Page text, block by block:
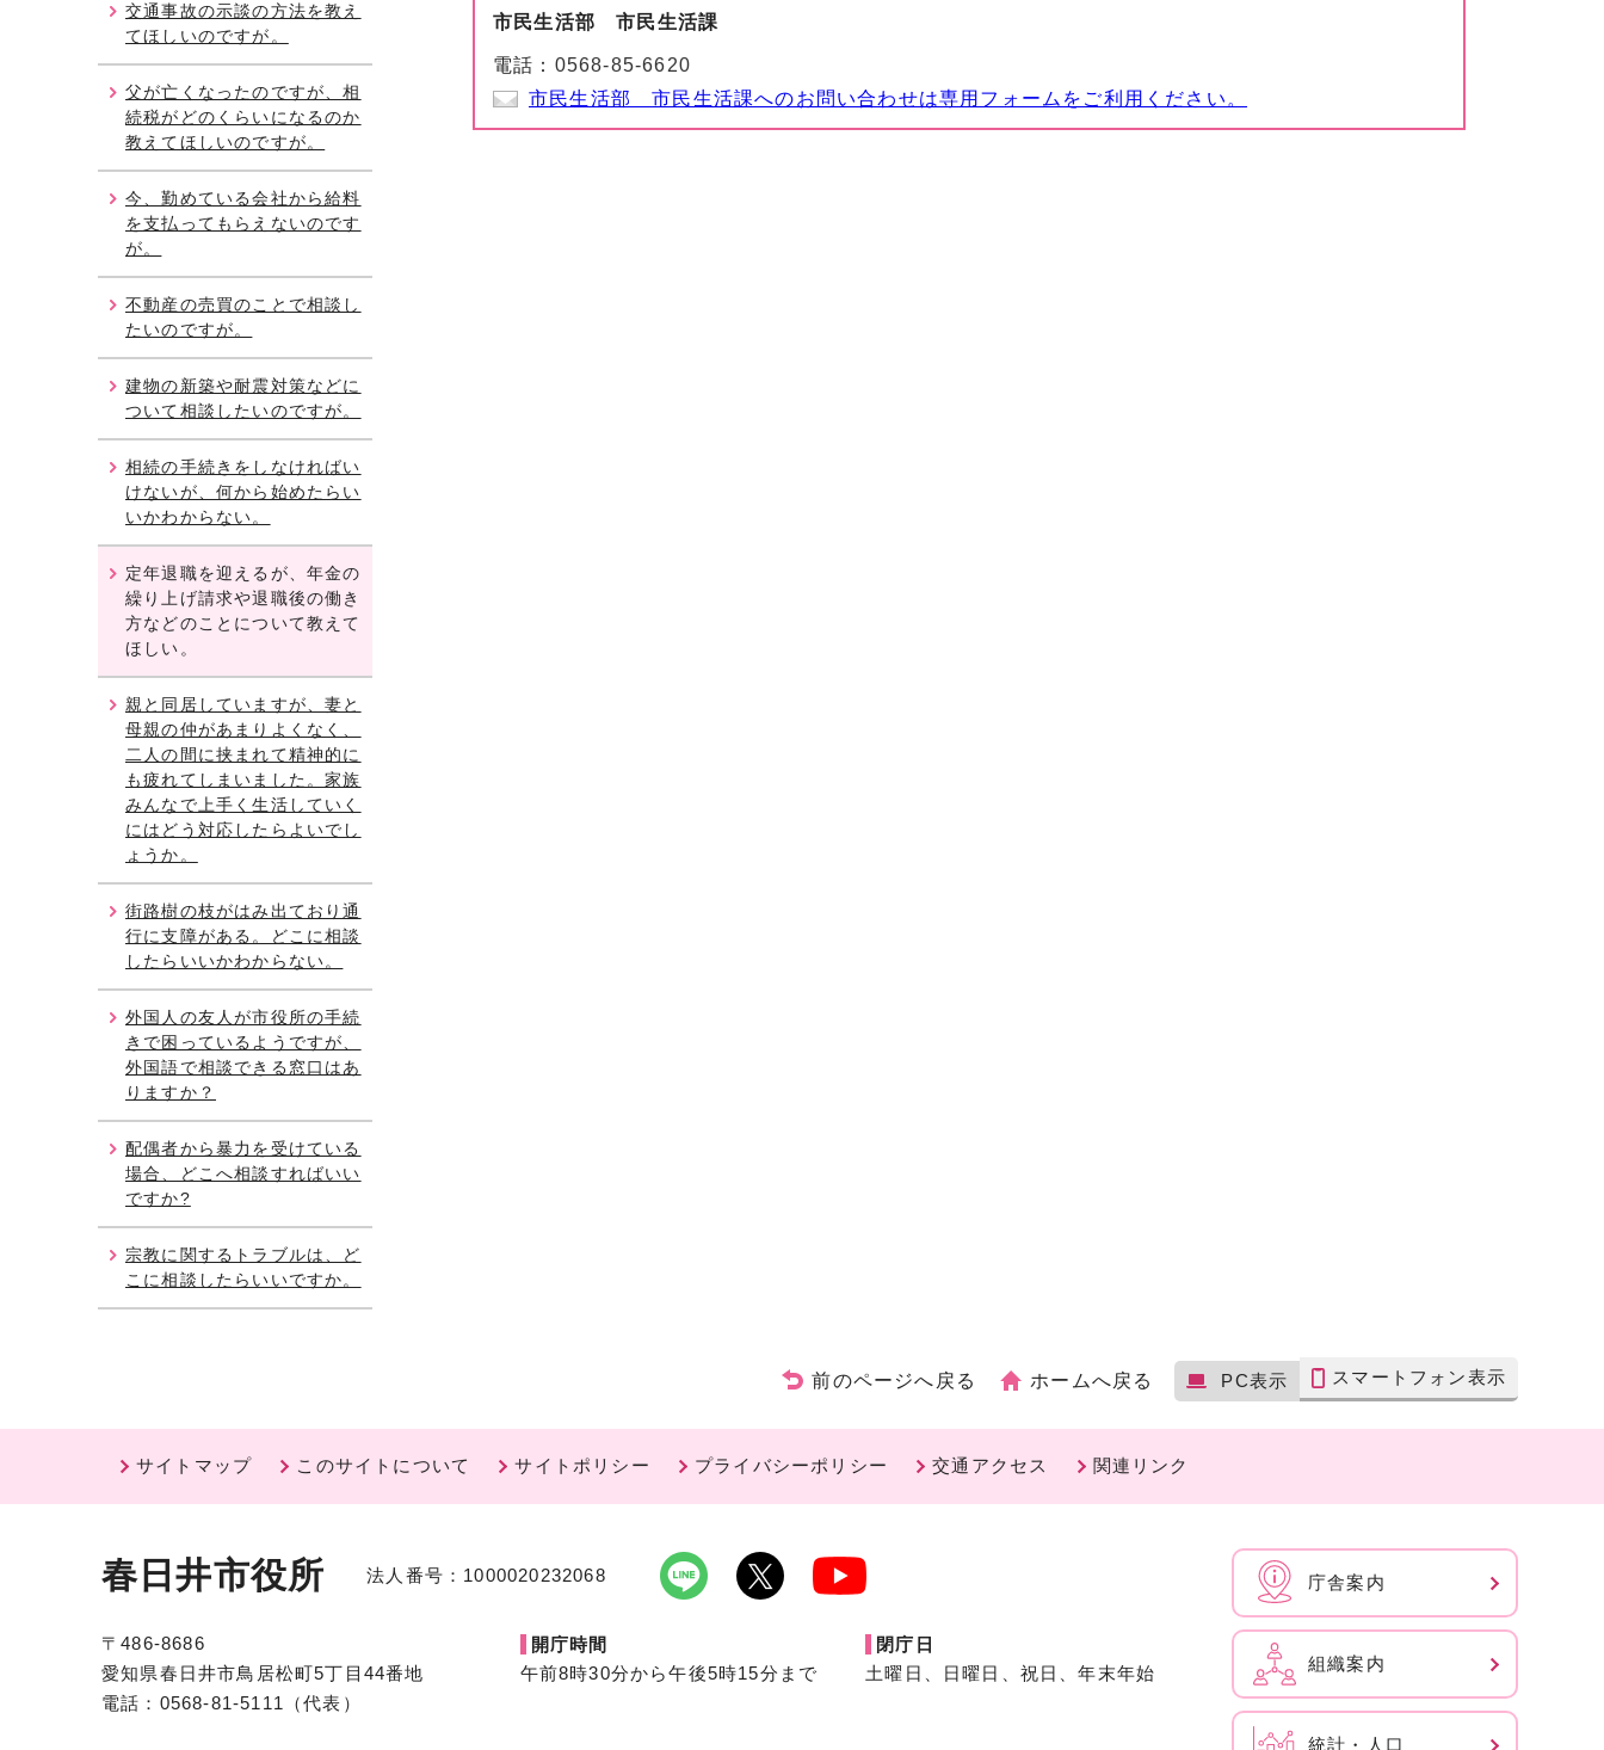
市民生活部 市民生活課
電話： 0568-85-6620
市民生活部 市民生活課へのお問い合わせは専用フォームをご利用ください。
交通事故の示談の方法を教え
てほしいのですが。
父が亡くなったのですが、相
続税がどのくらいになるのか
教えてほしいのですが。
今、勤めている会社から給料
を支払ってもらえないのです
が。
不動産の売買のことで相談し
たいのですが。
建物の新築や耐震対策などに
ついて相談したいのですが。
相続の手続きをしなければい
けないが、何から始めたらい
いかわからない。
定年退職を迎えるが、年金の
繰り上げ請求や退職後の働き
方などのことについて教えて
ほしい。
親と同居していますが、妻と
母親の仲があまりよくなく、
二人の間に挟まれて精神的に
も疲れてしまいました。家族
みんなで上手く生活していく
にはどう対応したらよいでし
ょうか。
街路樹の枝がはみ出ており通
行に支障がある。どこに相談
したらいいかわからない。
外国人の友人が市役所の手続
きで困っているようですが、
外国語で相談できる窓口はあ
りますか？
配偶者から暴力を受けている
場合、どこへ相談すればいい
ですか?
宗教に関するトラブルは、ど
こに相談したらいいですか。
前のページへ戻る ホームへ戻る PC表示 スマートフォン表示
サイトマップ このサイトについて サイトポリシー プライバシーポリシー 交通アクセス 関連リンク
春日井市役所 法人番号：1000020232068
〒486-8686
愛知県春日井市鳥居松町5丁目44番地
電話：0568-81-5111（代表）
開庁時間
午前8時30分から午後5時15分まで
閉庁日
土曜日、日曜日、祝日、年末年始
庁舎案内
組織案内
統計・人口